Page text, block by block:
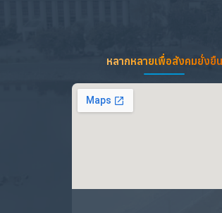
หลากหลายเพื่อสังคมยั่งยืน